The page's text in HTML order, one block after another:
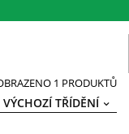
1 PRODUKTŮ
VÝCHOZÍ TŘÍDĚNÍ